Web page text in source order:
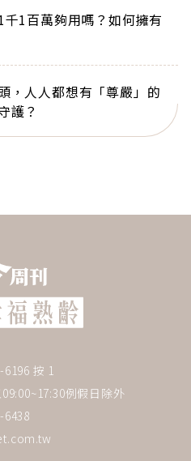
1百萬夠用嗎？如何擁有
，人人都想有「尊嚴」的
護？
按 1
例假日除外
6438